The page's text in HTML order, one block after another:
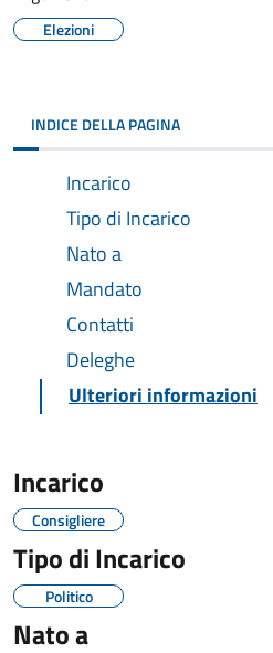
Elezioni
INDICE DELLA PAGINA
Incarico
Tipo di Incarico
Nato a
Mandato
Contatti
Deleghe
Ulteriori informazioni
Incarico
Consigliere
Tipo di Incarico
Politico
Nato a